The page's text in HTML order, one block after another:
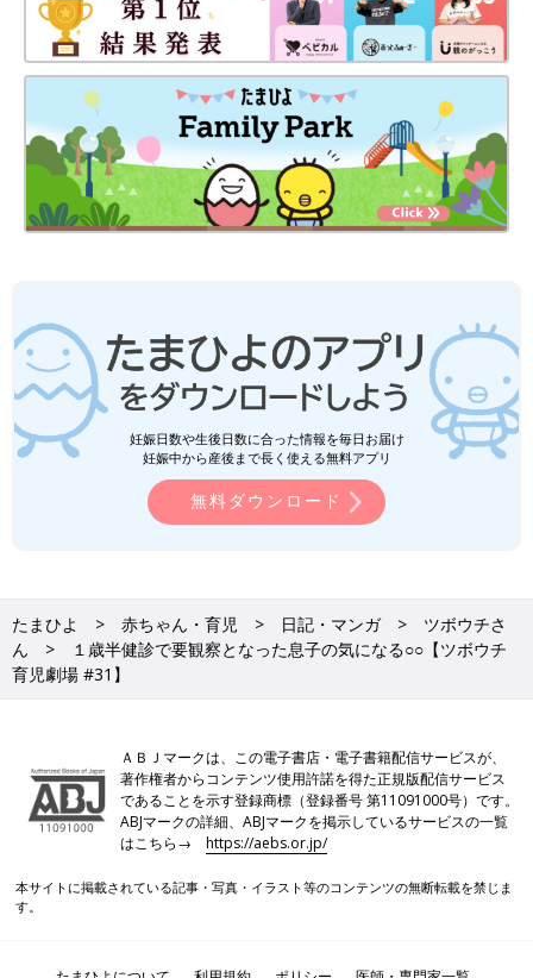
妊娠日数や生後日数に合った情報を毎日お届け
妊娠中から産後まで長く使える無料アプリ
無料ダウンロード
たまひよ 赤ちゃん・育児 日記・マンガ
ツボウチさ
ん
１歳半健診で要観察となった息子の気になる○○【ツボウチ
育児劇場 #31】
ＡＢＪマークは、この電子書店・電子書籍配信サービスが、
著作権者からコンテンツ使用許諾を得た正規版配信サービス
であることを示す登録商標（登録番号 第11091000号）です。
ABJマークの詳細、ABJマークを掲示しているサービスの一覧
はこちら→https://aebs.or.jp/
本サイトに掲載されている記事・写真・イラスト等のコンテンツの無断転載を禁じま
す。